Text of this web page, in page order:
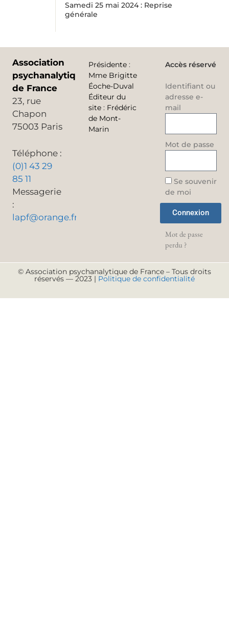
Samedi 25 mai 2024 : Reprise
générale
Association
psychanalytique
de France
23, rue
Chapon
75003 Paris
Téléphone :
(0)1 43 29
85 11
Messagerie
:
lapf@orange.fr
Présidente :
Mme Brigitte
Éoche-Duval
Éditeur du
site : Frédéric
de Mont-
Marin
Accès réservé
Identifiant ou
adresse e-
mail
Mot de passe
Se souvenir
de moi
Connexion
Mot de passe
perdu ?
© Association psychanalytique de France – Tous droits
réservés — 2023 | Politique de confidentialité